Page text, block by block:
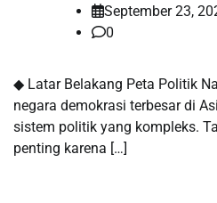
September 23,
0
◆ Latar Belakang Peta Politik
negara demokrasi terbesar di
sistem politik yang kompleks.
penting karena […]